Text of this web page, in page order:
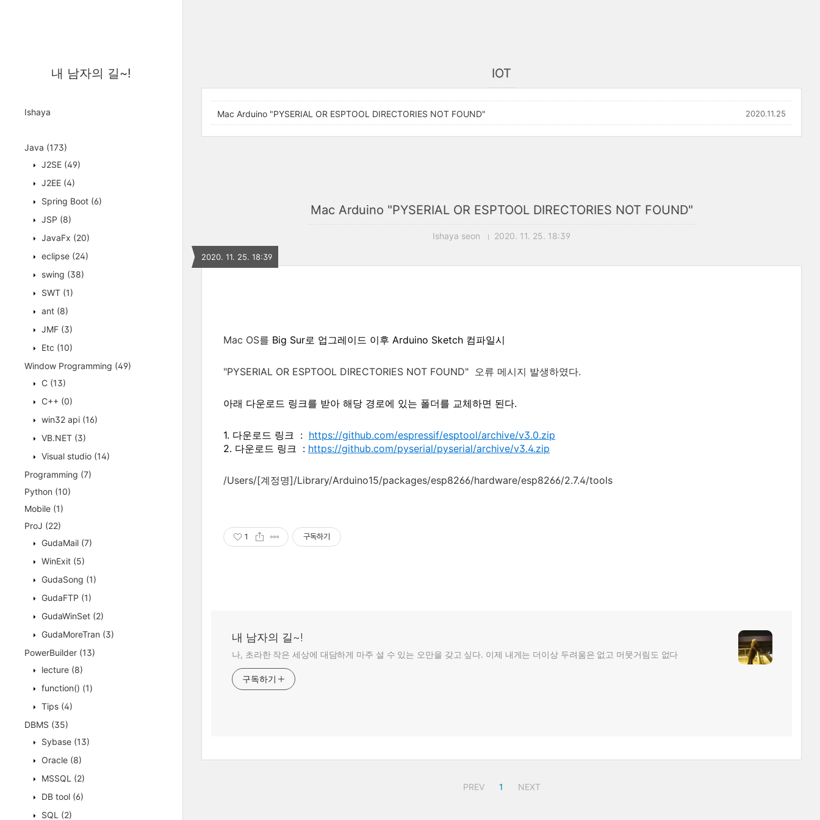
내 남자의 길~!
Ishaya
Java (173)
J2SE (49)
J2EE (4)
Spring Boot (6)
JSP (8)
JavaFx (20)
eclipse (24)
swing (38)
SWT (1)
ant (8)
JMF (3)
Etc (10)
Window Programming (49)
C (13)
C++ (0)
win32 api (16)
VB.NET (3)
Visual studio (14)
Programming (7)
Python (10)
Mobile (1)
ProJ (22)
GudaMail (7)
WinExit (5)
GudaSong (1)
GudaFTP (1)
GudaWinSet (2)
GudaMoreTran (3)
PowerBuilder (13)
lecture (8)
function() (1)
Tips (4)
DBMS (35)
Sybase (13)
Oracle (8)
MSSQL (2)
DB tool (6)
SQL (2)
IOT
Mac Arduino "PYSERIAL OR ESPTOOL DIRECTORIES NOT FOUND" 2020.11.25
Mac Arduino "PYSERIAL OR ESPTOOL DIRECTORIES NOT FOUND"
Ishaya seon 2020. 11. 25. 18:39
2020. 11. 25. 18:39
Mac OS를 Big Sur로 업그레이드 이후 Arduino Sketch 컴파일시
"PYSERIAL OR ESPTOOL DIRECTORIES NOT FOUND" 오류 메시지 발생하였다.
아래 다운로드 링크를 받아 해당 경로에 있는 폴더를 교체하면 된다.
1. 다운로드 링크 : https://github.com/espressif/esptool/archive/v3.0.zip
2. 다운로드 링크 : https://github.com/pyserial/pyserial/archive/v3.4.zip
/Users/[계정명]/Library/Arduino15/packages/esp8266/hardware/esp8266/2.7.4/tools
1 구독하기
내 남자의 길~!
나, 초라한 작은 세상에 대담하게 마주 설 수 있는 오만을 갖고 싶다. 이제 내게는 더이상 두려움은 없고 머뭇거림도 없다
구독하기
PREV 1 NEXT